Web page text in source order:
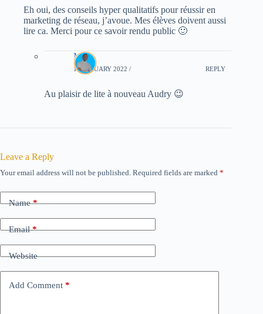
Eh oui, des conseils hyper qualitatifs pour réussir en
marketing de réseau, j’avoue. Mes élèves doivent aussi
lire ca. Merci pour ce savoir rendu public 🙂
Mory
13 JANUARY 2022 / REPLY
Au plaisir de lite à nouveau Audry 😉
Leave a Reply
Your email address will not be published. Required fields are marked *
Name*
Email*
Website
Add Comment *